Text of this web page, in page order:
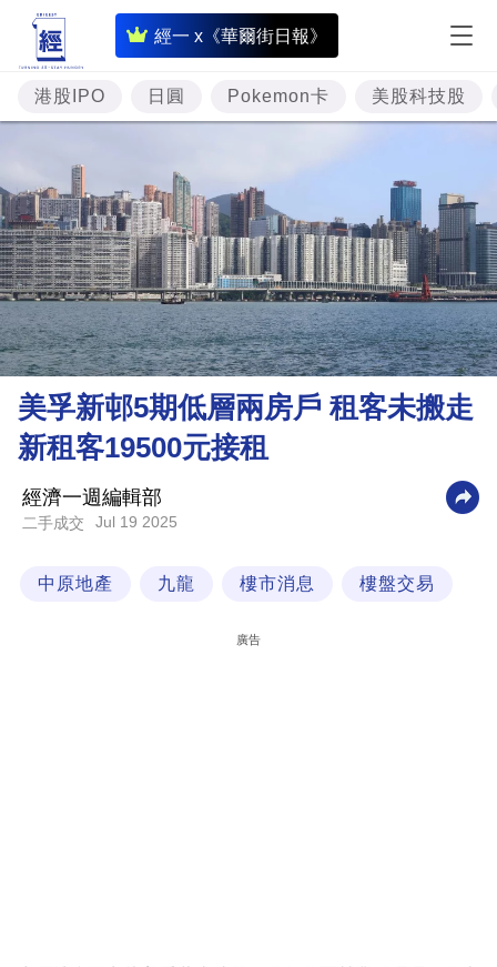
經一 x《華爾街日報》
即
時
財
經
題
投
資
樓
市
理
財
商
業
科
港股IPO 日圓 Pokemon卡 美股科技股
美孚新邨5期低層兩房戶 租客未搬走
新租客19500元接租
經濟一週編輯部
二手成交 Jul 19 2025
中原地產 九龍 樓市消息 樓盤交易
廣告